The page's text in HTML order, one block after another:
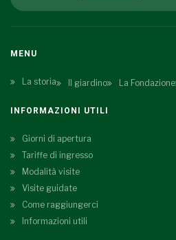
MENU
La storia Il giardino La Fondazione
INFORMAZIONI UTILI
Giorni di apertura
Tariffe di ingresso
Modalità visite
Visite guidate
Come raggiungerci
Informazioni utili